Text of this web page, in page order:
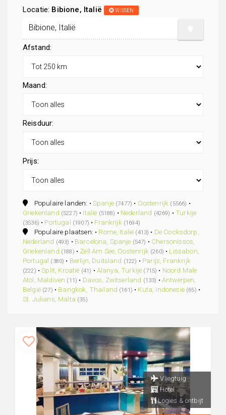
Locatie: Bibione, Italië WISSEN
Afstand:
Maand:
Reisduur:
Prijs:
Populaire landen: •Spanje (7477) • Oostenrijk (5566) •
Griekenland (5227) • Italië (5188) • Nederland (4269) • Turkije
(3536) • Portugal (1907) • Frankrijk (1694)
Populaire plaatsen: • Rome, Italië (413) • De Cocksdorp,
Nederland (493) • Barcelona, Spanje (547) • Chersonissos,
Griekenland (188) • Zell Am See, Oostenrijk (260) • Lissabon,
Portugal (380) • Berlijn, Duitsland (122) • Parijs, Frankrijk
(222) •Split, Kroatië (41) • Alanya, Turkije (715) • Noord Male
Atol, Maldiven (11) • Davos, Zwitserland (133) • Antwerpen,
België (27) • Bangkok, Thailand (161) • Kuta, Indonesie (65) •
St. Julians, Malta (35)
Vliegtuig
Hotel
Logies & ontbijt